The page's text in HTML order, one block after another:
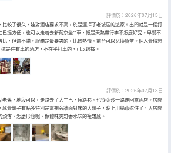
評價於：2026年07月15日
比較了很久，娃對酒店要求不高，於是選擇了老城區的這家。出門就是一個打
巴挺方便，也可以走着去新葡京坐**車，衹是天熱帶行李不怎麼好受。早餐不
比，但還不錯。服務是最要誇的，比較熱情。前台可以兌換貨幣。個人覺得想
是住有車的酒店，不在乎打車的，可以選擇。
評價於：2026年07月13日
老舊，地段可以，走路去了大三巴，瘋斜巷。也從金沙一路走回來酒店。房間
感覺鏡子有點多特別是電視旁牆面對床的大鏡子，晚上用絲巾遮住了，入房間
頭疼，怎麼形容呢，像體味夾雜香水味的複雜感。